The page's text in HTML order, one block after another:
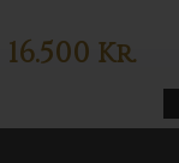
16.500 Kr.